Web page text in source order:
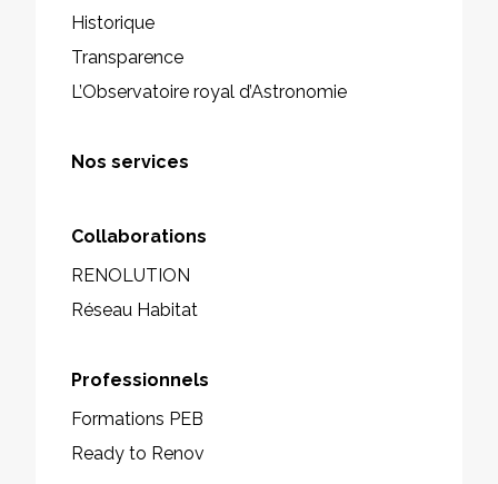
Historique
Transparence
L’Observatoire royal d’Astronomie
Nos services
Collaborations
RENOLUTION
Réseau Habitat
Professionnels
Formations PEB
Ready to Renov